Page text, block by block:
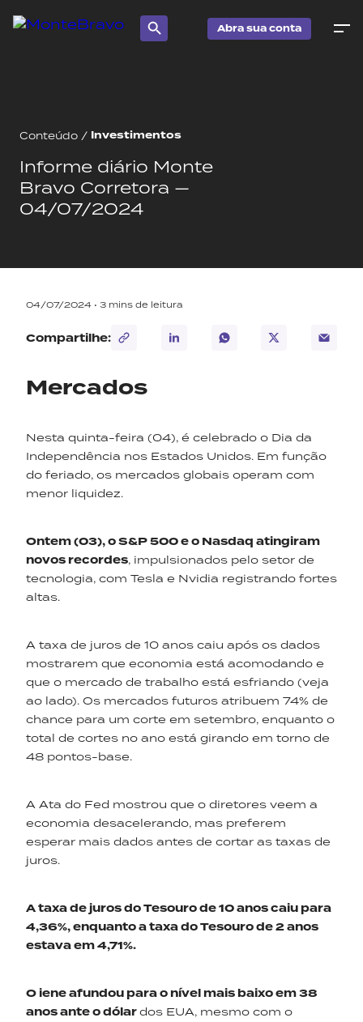
Abra sua conta
Conteúdo / Investimentos
Informe diário Monte
Bravo Corretora —
04/07/2024
04/07/2024 • 3 mins de leitura
Compartilhe:
Mercados
Nesta quinta-feira (04), é celebrado o Dia da
Independência nos Estados Unidos. Em função
do feriado, os mercados globais operam com
menor liquidez.
Ontem(03),o S&P 500 e o Nasdaq atingiram
novos recordes, impulsionados pelo setor de
tecnologia, com Tesla e Nvidia registrando fortes
altas.
A taxa de juros de 10 anos caiu após os dados
mostrarem que economia está acomodando e
que o mercado de trabalho está esfriando (veja
ao lado). Os mercados futuros atribuem 74% de
chance para um corte em setembro, enquanto o
total de cortes no ano está girando em torno de
48 pontos-base.
A Ata do Fed mostrou que o diretores veem a
economia desacelerando, mas preferem
esperar mais dados antes de cortar as taxas de
juros.
A taxa de juros do Tesouro de 10 anos caiu para
4,36%, enquanto a taxa do Tesouro de 2 anos
estava em 4,71%.
O iene afundou para o nível mais baixo em 38
anosante odólardos EUA, mesmo com o